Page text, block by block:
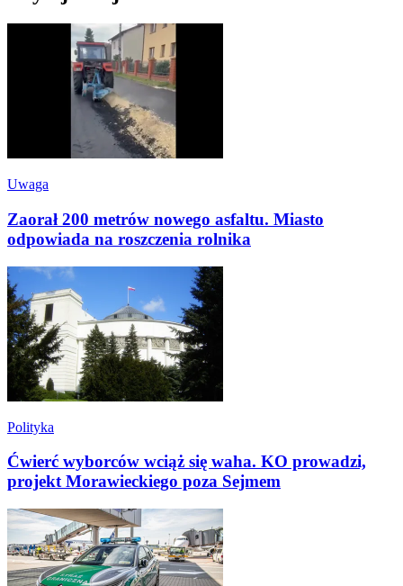
Uwaga
Zaorał 200 metrów nowego asfaltu. Miasto
odpowiada na roszczenia rolnika
Polityka
Ćwierć wyborców wciąż się waha. KO prowadzi,
projekt Morawieckiego poza Sejmem